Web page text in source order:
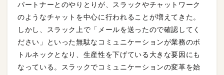
パートナーとのやりとりが、スラックやチャットワーク
のようなチャットを中心に行われることが増えてきた。
しかし、スラック上で「メールを送ったので確認してく
ださい」といった無駄なコミュニケーションが業務のボ
トルネックとなり、生産性を下げている大きな要因にも
なっている。スラックでコミュニケーションの変革を始